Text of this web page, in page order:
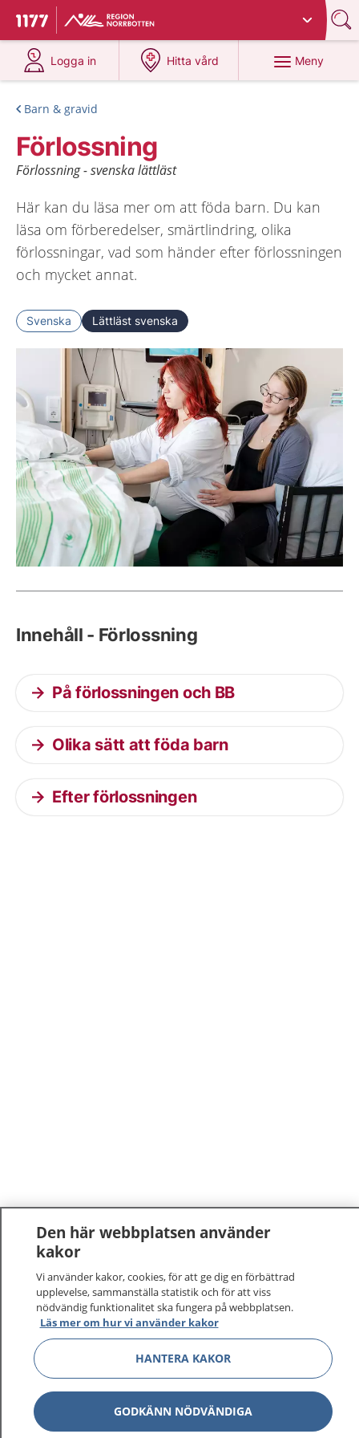
Till startsidan för 1177
Du har valt region
Logga in
på 1177.se
Hitta vård
på 1177.se
Meny
Barn & gravid
Förlossning
Förlossning - svenska lättläst
Här kan du läsa mer om att föda barn. Du kan
läsa om förberedelser, smärtlindring, olika
förlossningar, vad som händer efter förlossningen
och mycket annat.
Svenska Lättläst svenska
Innehåll - Förlossning
På förlossningen och BB
Olika sätt att föda barn
Efter förlossningen
1177–tryggt om din hälsa och vård
På 1177.se får du råd om hälsa och information om
sjukdomar och vilka mottagningar du kan kontakta.
Logga in för att läsa din journal och göra dina
Den här webbplatsen använder
kakor
Vi använder kakor, cookies, för att ge dig en förbättrad
upplevelse, sammanställa statistik och för att viss
nödvändig funktionalitet ska fungera på webbplatsen.
Läs mer om hur vi använder kakor
HANTERA KAKOR
GODKÄNN NÖDVÄNDIGA